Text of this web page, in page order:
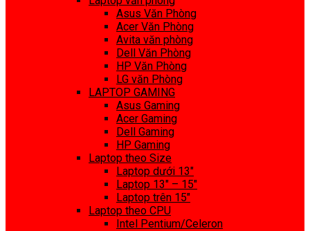
Asus Văn Phòng
Acer Văn Phòng
Avita văn phòng
Dell Văn Phòng
HP Văn Phòng
LG văn Phòng
LAPTOP GAMING
Asus Gaming
Acer Gaming
Dell Gaming
HP Gaming
Laptop theo Size
Laptop dưới 13″
Laptop 13″ – 15″
Laptop trên 15″
Laptop theo CPU
Intel Pentium/Celeron